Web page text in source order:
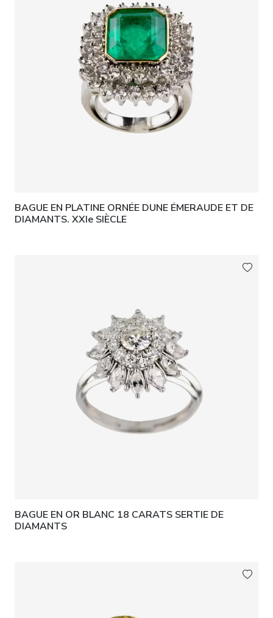
BAGUE EN PLATINE ORNÉE DUNE ÉMERAUDE ET DE
DIAMANTS. XXIe SIÈCLE
BAGUE EN OR BLANC 18 CARATS SERTIE DE
DIAMANTS